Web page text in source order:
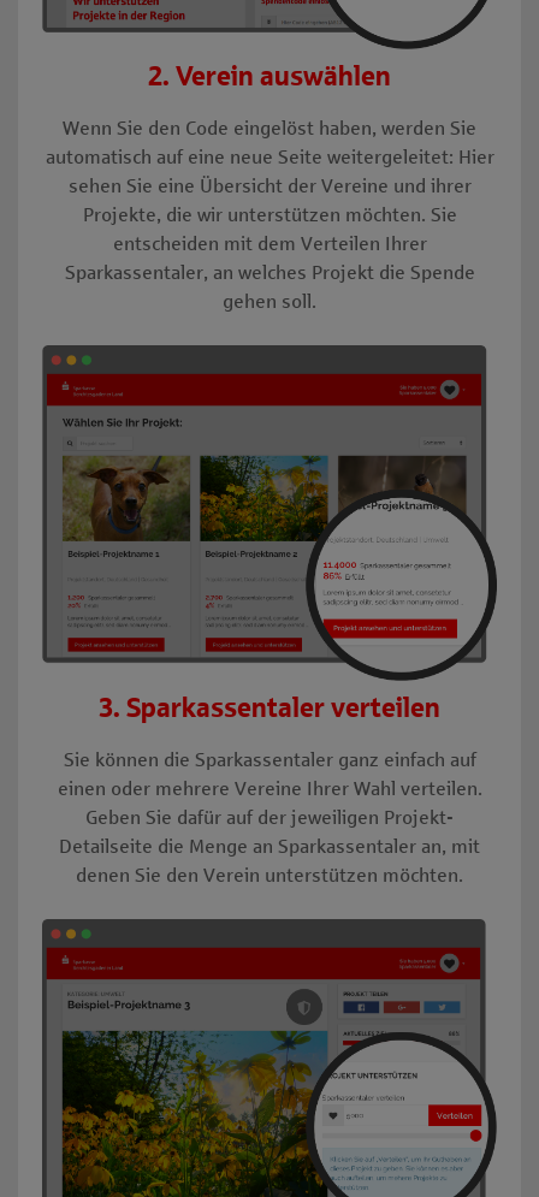
2. Verein auswählen
Wenn Sie den Code eingelöst haben, werden Sie
automatisch auf eine neue Seite weitergeleitet: Hier
sehen Sie eine Übersicht der Vereine und ihrer
Projekte, die wir unterstützen möchten. Sie
entscheiden mit dem Verteilen Ihrer
Sparkassentaler, an welches Projekt die Spende
gehen soll.
3. Sparkassentaler verteilen
Sie können die Sparkassentaler ganz einfach auf
einen oder mehrere Vereine Ihrer Wahl verteilen.
Geben Sie dafür auf der jeweiligen Projekt-
Detailseite die Menge an Sparkassentaler an, mit
denen Sie den Verein unterstützen möchten.